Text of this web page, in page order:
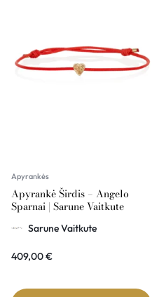
Apyrankės
Apyrankė Širdis – Angelo
Sparnai | Sarune Vaitkute
Sarune Vaitkute
409,00€